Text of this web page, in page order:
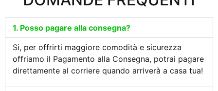
1. Posso pagare alla consegna?
Si, per offrirti maggiore comodità e sicurezza
offriamo il Pagamento alla Consegna, potrai pagare
direttamente al corriere quando arriverà a casa tua!